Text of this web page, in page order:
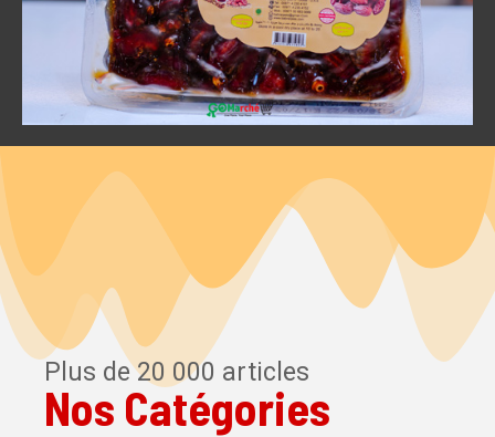
Plus de 20 000 articles
Nos Catégories